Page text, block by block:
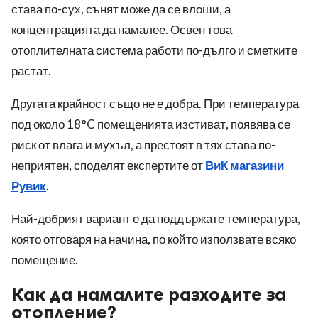
става по-сух, сънят може да се влоши, а
концентрацията да намалее. Освен това
отоплителната система работи по-дълго и сметките
растат.
Другата крайност също не е добра. При температура
под около 18°C помещенията изстиват, появява се
риск от влага и мухъл, а престоят в тях става по-
неприятен, споделят експертите отВиК магазини
Рувик.
Най-добрият вариант е да поддържате температура,
която отговаря на начина, по който използвате всяко
помещение.
Как да намалите разходите за
отопление?